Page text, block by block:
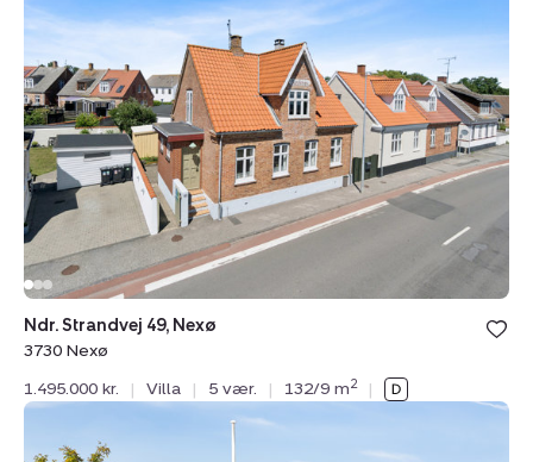
Ndr.
49,
Nexø,
3730
Nexø
Ndr. Strandvej 49, Nexø
3730 Nexø
1.495.000 kr.
| Villa | 5 vær. | 132/9 m2 |
Storegade